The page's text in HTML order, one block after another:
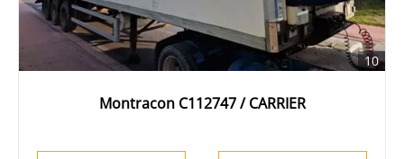
10
Montracon C112747 / CARRIER